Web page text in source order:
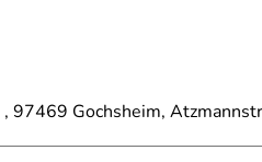
, 97469 Gochsheim,